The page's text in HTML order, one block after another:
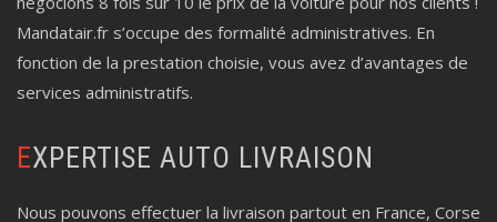
Mandatair.fr s’occupe des formalité administratives. En
fonction de la prestation choisie, vous avez d’avantages de
services administratifs.
EXPERTISE AUTO LIVRAISON
Nous pouvons effectuer la livraison partout en France, Corse